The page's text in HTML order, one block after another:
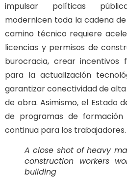
impulsar políticas
modernicen toda la cadena
camino técnico requiere
licencias y permisos de
burocracia, crear incentivos
para la actualización
garantizar conectividad de
de obra. Asimismo, el Estado
de programas de
continua para los trabajadores.
A close shot of heavy
construction workers
building